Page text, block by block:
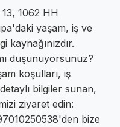
1062 HH
yaşam, iş ve
kaynağınızdır.
düşünüyorsunuz?
koşulları, iş
bilgiler sunan,
ziyaret edin:
bize